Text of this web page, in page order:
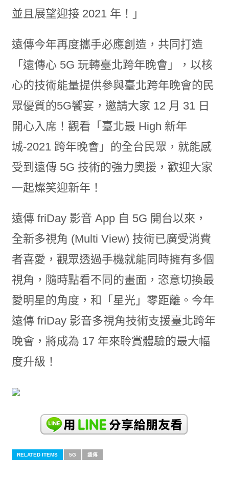
並且展望迎接 2021 年！」
遠傳今年再度攜手必應創造，共同打造
「遠傳心 5G 玩轉臺北跨年晚會」，以核
心的技術能量提供參與臺北跨年晚會的民
眾優質的5G饗宴，邀請大家 12 月 31 日
開心入席！觀看「臺北最 High 新年
城-2021 跨年晚會」的全台民眾，就能感
受到遠傳 5G 技術的強力奧援，歡迎大家
一起燦笑迎新年！
遠傳 friDay 影音 App 自 5G 開台以來，
全新多視角 (Multi View) 技術已廣受消費
者喜愛，觀眾透過手機就能同時擁有多個
視角，隨時點看不同的畫面，恣意切換最
愛明星的角度，和「星光」零距離。今年
遠傳 friDay 影音多視角技術支援臺北跨年
晚會，將成為 17 年來聆賞體驗的最大幅
度升級！
RELATED ITEMS 5G 遠傳